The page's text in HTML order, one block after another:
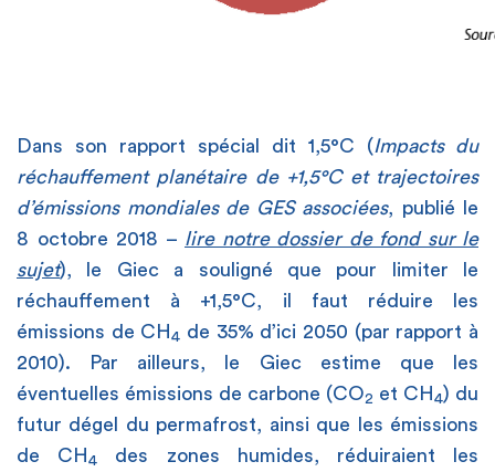
Dans son rapport spécial dit 1,5°C (Impacts du
réchauffement planétaire de +1,5°C et trajectoires
d’émissions mondiales de GES associées, publié le
8 octobre 2018 – lire notre dossier de fond sur le
sujet), le Giec a souligné que pour limiter le
réchauffement à +1,5°C, il faut réduire les
émissions de CH 4 de 35% d’ici 2050 (par rapport à
2010). Par ailleurs, le Giec estime que les
éventuelles émissions de carbone (CO2 et CH 4) du
futur dégel du permafrost, ainsi que les émissions
de CH 4
des zones humides, réduiraient les